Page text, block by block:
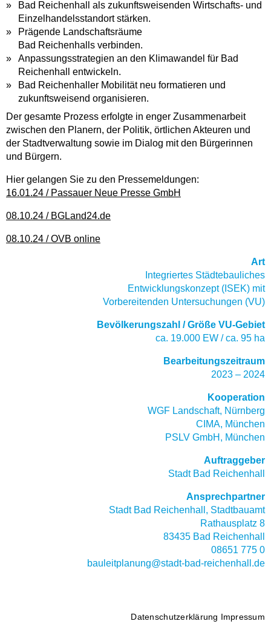
Bad Reichenhall als zukunftsweisenden Wirtschafts- und
Einzelhandelsstandort stärken.
Prägende Landschaftsräume
Bad Reichenhalls verbinden.
Anpassungsstrategien an den Klimawandel für Bad
Reichenhall entwickeln.
Bad Reichenhaller Mobilität neu formatieren und
zukunftsweisend organisieren.
Der gesamte Prozess erfolgte in enger Zusammenarbeit
zwischen den Planern, der Politik, örtlichen Akteuren und
der Stadtverwaltung sowie im Dialog mit den Bürgerinnen
und Bürgern.
Hier gelangen Sie zu den Pressemeldungen:
16.01.24 / Passauer Neue Presse GmbH
08.10.24 / BGLand24.de
08.10.24 / OVB online
Art
Integriertes Städtebauliches
Entwicklungskonzept (ISEK) mit
Vorbereitenden Untersuchungen (VU)
Bevölkerungszahl / Größe VU-Gebiet
ca. 19.000 EW / ca. 95 ha
Bearbeitungszeitraum
2023 – 2024
Kooperation
WGF Landschaft, Nürnberg
CIMA, München
PSLV GmbH, München
Auftraggeber
Stadt Bad Reichenhall
Ansprechpartner
Stadt Bad Reichenhall, Stadtbauamt
Rathausplatz 8
83435 Bad Reichenhall
08651 775 0
bauleitplanung@stadt-bad-reichenhall.de
Datenschutzerklärung Impressum